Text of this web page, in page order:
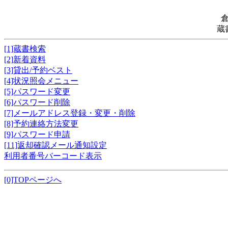
蔵
[1]蔵書検索
[2]新着資料
[3]貸出/予約ベスト
[4]状況照会メニュー
[5]パスワード変更
[6]パスワード削除
[7]メールアドレス登録・変更・削除
[8]予約連絡方法変更
[9]パスワード申請
[11]返却確認メール通知設定
利用者番号バーコード表示
[0]TOPページへ